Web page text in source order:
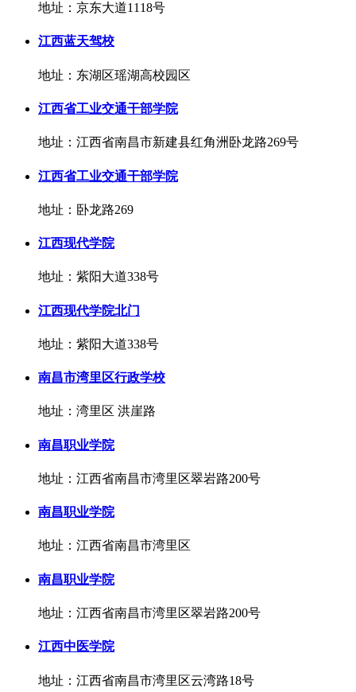
地址：京东大道1118号
江西蓝天驾校
地址：东湖区瑶湖高校园区
江西省工业交通干部学院
地址：江西省南昌市新建县红角洲卧龙路269号
江西省工业交通干部学院
地址：卧龙路269
江西现代学院
地址：紫阳大道338号
江西现代学院北门
地址：紫阳大道338号
南昌市湾里区行政学校
地址：湾里区 洪崖路
南昌职业学院
地址：江西省南昌市湾里区翠岩路200号
南昌职业学院
地址：江西省南昌市湾里区
南昌职业学院
地址：江西省南昌市湾里区翠岩路200号
江西中医学院
地址：江西省南昌市湾里区云湾路18号